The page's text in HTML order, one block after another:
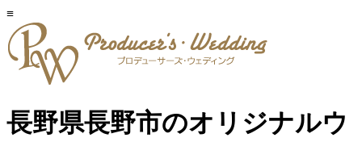
≡
長野県長野市のオリジナルウ